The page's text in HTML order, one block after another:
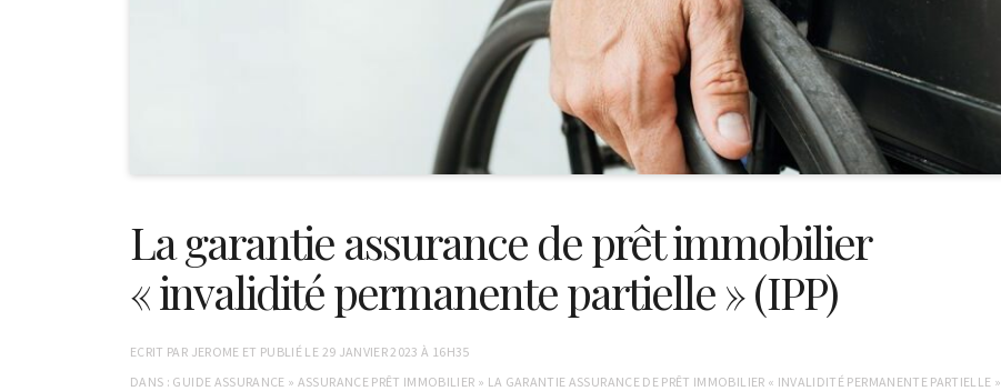
La garantie assurance de prêt immobilier
« invalidité permanente partielle » (IPP)
ECRIT PAR JEROME ET PUBLIÉ LE 29 JANVIER 2023 À 16H35
DANS : GUIDE ASSURANCE » ASSURANCE PRÊT IMMOBILIER » LA GARANTIE ASSURANCE DE PRÊT IMMOBILIER « INVALIDITÉ PERMANENTE PARTIELLE »